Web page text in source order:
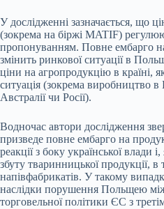
У дослідженні зазначається, що
(зокрема на біржі MATIF)
пропонуванням. Повне ембарго
змінить ринкової ситуації в
ціни на агропродукцію в країні,
ситуація (зокрема виробництво
Австралії чи Росії).
Водночас автори дослідження
призведе повне ембарго на
реакції з боку української влади
збуту тваринницької продукції, в
напівфабрикатів. У такому
наслідки порушення Польщею
торговельної політики ЄС з